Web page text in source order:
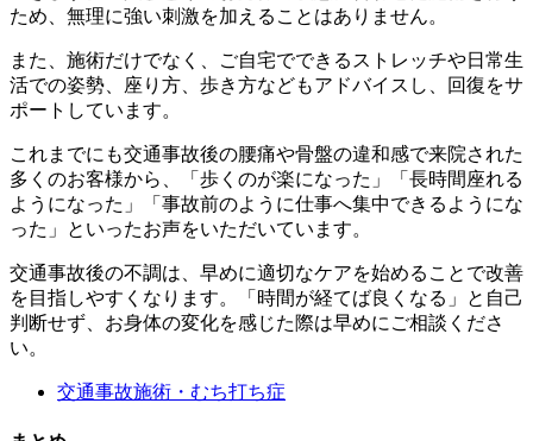
ため、無理に強い刺激を加えることはありません。
また、施術だけでなく、ご自宅でできるストレッチや日常生
活での姿勢、座り方、歩き方などもアドバイスし、回復をサ
ポートしています。
これまでにも交通事故後の腰痛や骨盤の違和感で来院された
多くのお客様から、「歩くのが楽になった」「長時間座れる
ようになった」「事故前のように仕事へ集中できるようにな
った」といったお声をいただいています。
交通事故後の不調は、早めに適切なケアを始めることで改善
を目指しやすくなります。「時間が経てば良くなる」と自己
判断せず、お身体の変化を感じた際は早めにご相談くださ
い。
交通事故施術・むち打ち症